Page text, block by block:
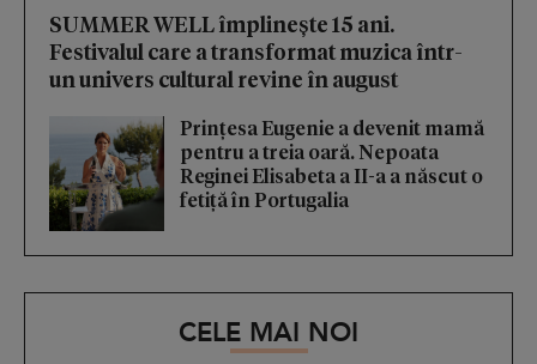
SUMMER WELL împlinește 15 ani.
Festivalul care a transformat muzica într-
un univers cultural revine în august
Prințesa Eugenie a devenit mamă
pentru a treia oară. Nepoata
Reginei Elisabeta a II-a a născut o
fetiță în Portugalia
CELE MAI NOI